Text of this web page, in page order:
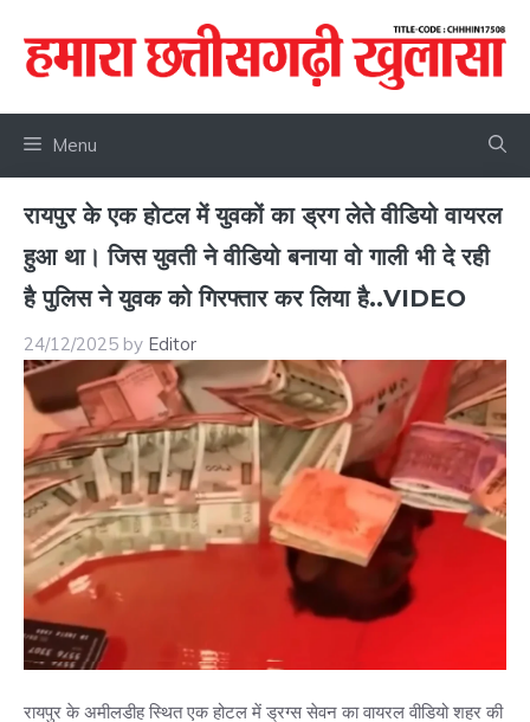
content
Menu
रायपुर के एक होटल में युवकों का ड्रग लेते वीडियो वायरल
हुआ था। जिस युवती ने वीडियो बनाया वो गाली भी दे रही
है पुलिस ने युवक को गिरफ्तार कर लिया है..VIDEO
24/12/2025 by Editor
रायपुर के अमीलडीह स्थित एक होटल में ड्रग्स सेवन का वायरल वीडियो शहर की